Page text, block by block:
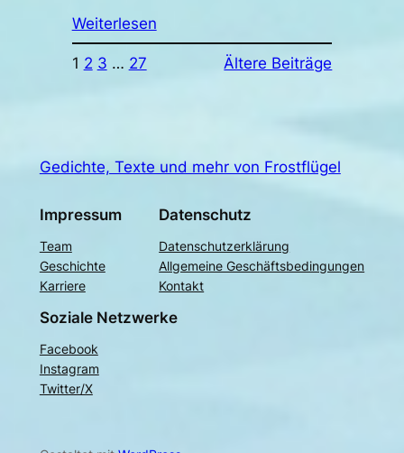
Weiterlesen
1 2 3 … 27 Ältere Beiträge
Gedichte, Texte und mehr von Frostflügel
Impressum
Team
Geschichte
Karriere
Datenschutz
Datenschutzerklärung
Allgemeine Geschäftsbedingungen
Kontakt
Soziale Netzwerke
Facebook
Instagram
Twitter/X